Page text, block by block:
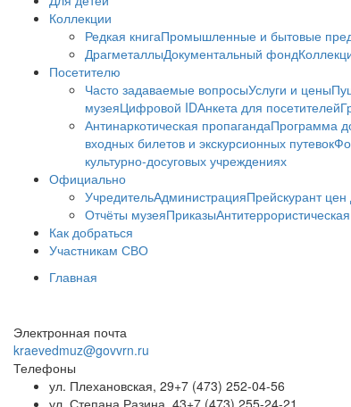
Коллекции
Редкая книгаПромышленные и бытовые
ДрагметаллыДокументальный фонд
Посетителю
Часто задаваемые вопросыУслуги и цены
музеяЦифровой IDАнкета для посетителей
Антинаркотическая пропагандаПрограмма
входных билетов и экскурсионных путевок
культурно-досуговых учреждениях
Официально
УчредительАдминистрацияПрейскурант цен
Отчёты музеяПриказы
Как добраться
Участникам СВО
Главная
Электронная почта
kraevedmuz@govvrn.ru
Телефоны
ул. Плехановская, 29+7 (473) 252-04-56